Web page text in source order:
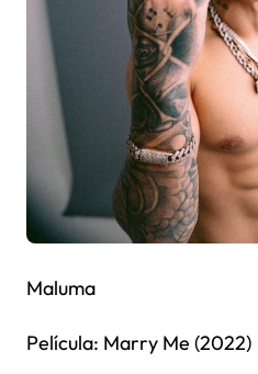
Maluma
Película: Marry Me (2022)